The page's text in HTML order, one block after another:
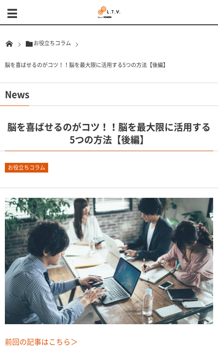
お役立ちコラム
脳を喜ばせるのがコツ！！脳を最大限に活用する5つの方法【後編】
News
脳を喜ばせるのがコツ！！脳を最大限に活用する
5つの方法【後編】
お役立ちコラム
前回の記事はこちら＞